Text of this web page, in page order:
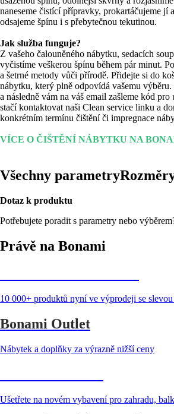
naneseme čistící přípravky, prokartáčujeme jí
odsajeme špínu i s přebytečnou tekutinou.
Jak služba funguje?
Z vašeho čalouněného nábytku, sedacích
vyčistíme veškerou špínu během pár minut.
a šetrné metody vůči přírodě. Přidejte si do
nábytku, který plně odpovídá vašemu
a následně vám na váš email zašleme kód
stačí kontaktovat naši Clean service linku a
konkrétním termínu čištění či impregnace
VÍCE O ČIŠTĚNÍ NÁBYTKU NA
Všechny parametry
Dotaz k produktu
Potřebujete poradit s parametry nebo
Právě na Bonami
10 000+ produktů nyní ve výprodeji se
Bonami Outlet
Nábytek a doplňky za výrazně nižší ceny
Ušetřete na novém vybavení pro zahradu,